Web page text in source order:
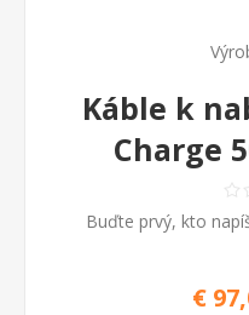
Káble k
Charge
Buďte prvý, kto
€